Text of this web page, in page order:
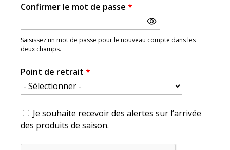
Confirmer le mot de passe *
Saisissez un mot de passe pour le nouveau compte dans les
deux champs.
Point de retrait *
Je souhaite recevoir des alertes sur l’arrivée
des produits de saison.